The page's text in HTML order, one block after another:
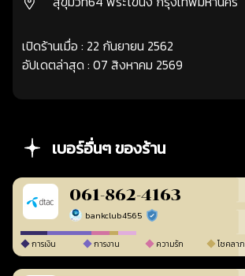
เปิดร้านเมื่อ : 22 กันยายน 2562
อัปเดตล่าสุด : 07 สิงหาคม 2569
เบอร์อื่นๆ ของร้าน
061-862-4163
bankclub4565 ร้านยืนยันแล้ว
การเงิน การงาน ความรัก โชคลาภ